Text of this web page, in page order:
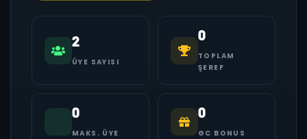
2
ÜYE SAYISI
0
TOPLAM
ŞEREF
0
MAKS. ÜYE
0
GC BONUS